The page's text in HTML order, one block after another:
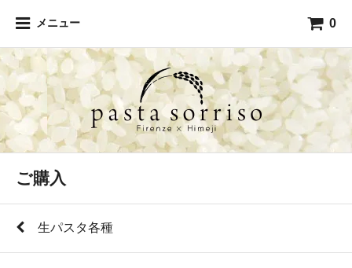
メニュー 0
ご購入
生パスタ各種